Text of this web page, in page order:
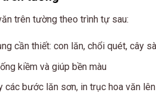
trên tường theo trình tự sau:
cần thiết: con lăn, chổi quét, cây
kiềm và giúp bền màu
các bước lăn sơn, in trục hoa văn